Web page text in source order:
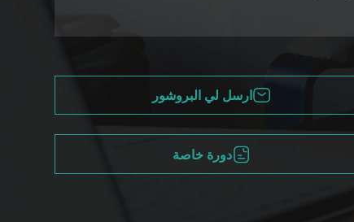
ارسل لي البروشور
دورة خاصة